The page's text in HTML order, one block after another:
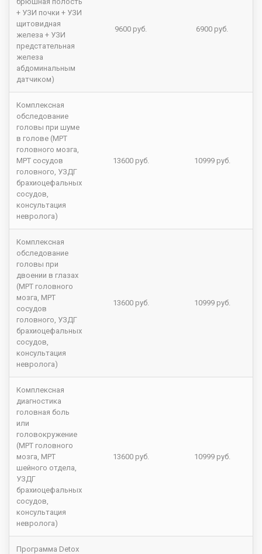
+ УЗИ почки + УЗИ
щитовидная
железа + УЗИ
предстательная
железа
абдоминальным
датчиком)
9600 руб. 6900 руб.
Комплексная
обследование
головы при шуме
в голове (МРТ
головного мозга,
МРТ сосудов
головного, УЗДГ
брахиоцефальных
сосудов,
консультация
невролога)
13600 руб. 10999 руб.
Комплексная
обследование
головы при
двоении в глазах
(МРТ головного
мозга, МРТ
сосудов
головного, УЗДГ
брахиоцефальных
сосудов,
консультация
невролога)
13600 руб. 10999 руб.
Комплексная
диагностика
головная боль
или
головокружение
(МРТ головного
мозга, МРТ
шейного отдела,
УЗДГ
брахиоцефальных
сосудов,
консультация
невролога)
13600 руб. 10999 руб.
Программа Detox